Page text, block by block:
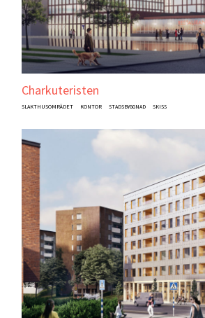
Charkuteristen
SLAKTHUSOMRÅDET KONTOR STADSBYGGNAD SKISS